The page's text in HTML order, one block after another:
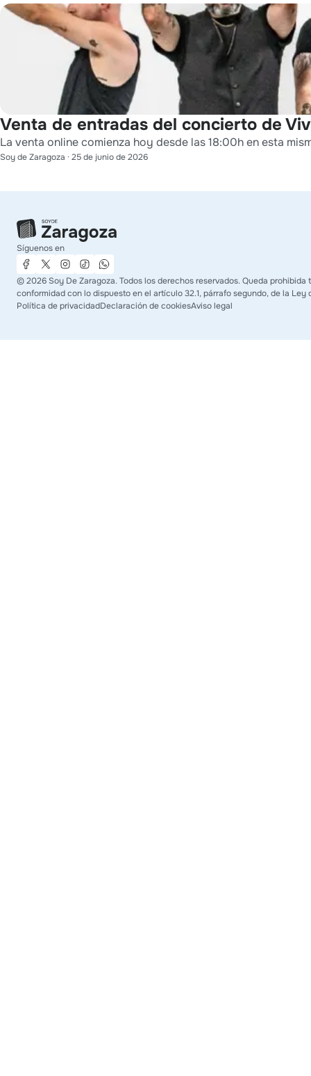
Venta de entradas del concierto de
La venta online comienza hoy desde las 18:00h en esta
Soy de Zaragoza · 25 de junio de 2026
Síguenos en
©2026 Soy De Zaragoza. Todos los derechos reservados. Queda
conformidad con lo dispuesto en el artículo 32.1, párrafo segundo, de la Ley
Política de privacidadDeclaración de cookiesAviso legal